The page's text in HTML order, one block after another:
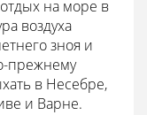
на море в
воздуха
зноя и
прежнему
в Несебре,
и Варне.